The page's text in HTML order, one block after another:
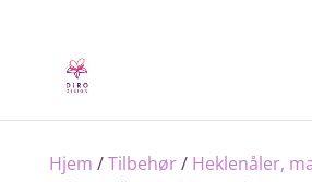
Hjem /Tilbehør/ Heklenåler,